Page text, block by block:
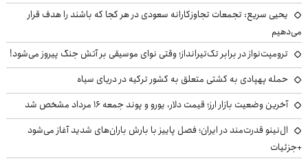
یحیی سریع: تجمعات تجاوزکارانه سعودی در هر کجا که باشند را هدف قرار
می‌دهیم
ترومپت‌نواز در برابر تک‌تیرانداز؛ وقتی نوای موسیقی بر آتش جنگ پیروز می‌شود!
حمله پهپادی به کشتی متعلق به کشور ترکیه در دریای سیاه
آخرین وضعیت بازار ارز؛ قیمت دلار، یورو و پوند جمعه ۱۶ مرداد مشخص شد
ال‌نینو قدرت‌مند در ایران؛ فصل پاییز با بارش باران‌های شدید آغاز می‌شود
+جزئیات